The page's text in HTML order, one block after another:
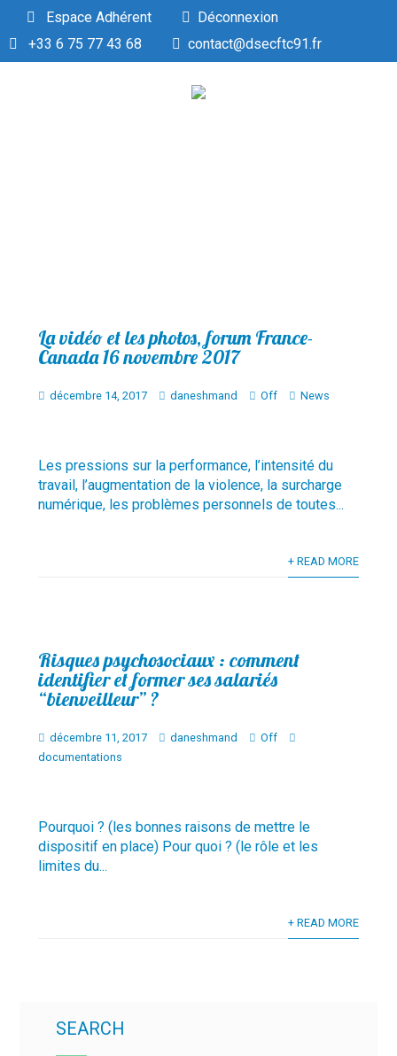
Espace Adhérent
Déconnexion
+33 6 75 77 43 68
contact@dsecftc91.fr
La vidéo et les photos, forum France-
Canada 16 novembre 2017
décembre 14, 2017 daneshmand Off News
Les pressions sur la performance, l’intensité du
travail, l’augmentation de la violence, la surcharge
numérique, les problèmes personnels de toutes...
+ READ MORE
Risques psychosociaux : comment
identifier et former ses salariés
“bienveilleur” ?
décembre 11, 2017 daneshmand
Off
documentations
Pourquoi ? (les bonnes raisons de mettre le
dispositif en place) Pour quoi ? (le rôle et les
limites du...
+ READ MORE
SEARCH